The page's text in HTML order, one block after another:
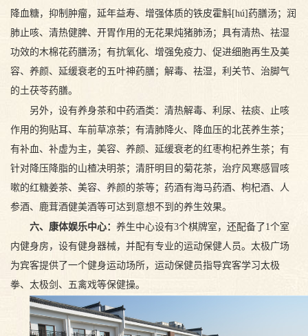
降血糖，抑制肿瘤，延年益寿、增强体质的铁皮霍斛[hú]药膳汤；润
肺止咳、清热健脾、开胃作用的无花果炖猪肺汤；具有清热、祛湿
功效的木棉花药膳汤；有抗氧化、增强免疫力、促进细胞再生及美
容、养颜、延缓衰老的五叶神药膳；解毒、祛湿，利关节、治脚气
的土茯苓药膳。
另外，设有养身茶和中药酒类：清热解毒、利尿、祛痰、止咳
作用的狗贴耳、车前草凉茶；有清肺降火、降血压的北芪养生茶；
有补血、补虚为主，美容、养颜、延缓衰老的红枣枸杞养生茶；有
针对降压降脂的山楂决明茶；清肝明目的菊花茶，治疗风寒感冒咳
嗽的红糖姜茶、美容、养颜的茶等；药酒有海马药酒、枸杞酒、人
参酒、鹿茸酒健美酒等可达到意想不到的养生效果。
六、康体娱乐中心： 养生中心设有3个棋牌室，还配备了1个室
内健身房，设有健身器械，并配有专业的运动保健人员。太极广场
为宾客提供了一个健身运动场所，运动保健员指导宾客学习太极
拳、太极剑、五禽戏等保健操。